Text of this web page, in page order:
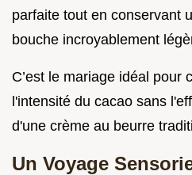
parfaite tout en conservant
bouche incroyablement
C’est le mariage idéal pour
l'intensité du cacao sans
d'une crème au beurre
Un Voyage